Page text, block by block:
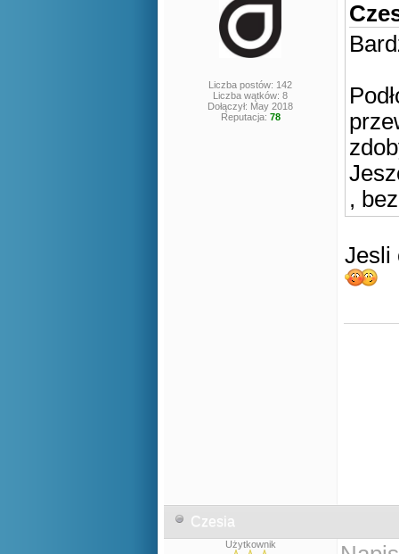
Liczba postów: 142
Liczba wątków: 8
Dołączył: May 2018
Reputacja: 78
,
Jesli
Czesia
Użytkownik